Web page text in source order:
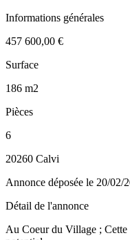
Informations générales
457 600,00 €
Surface
186 m2
Pièces
6
20260 Calvi
Annonce déposée le 20/02/
Détail de l'annonce
Au Coeur du Village ;